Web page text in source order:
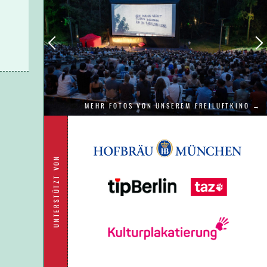
MEHR FOTOS VON UNSEREM FREILUFTKINO →
UNTERSTÜTZT VON